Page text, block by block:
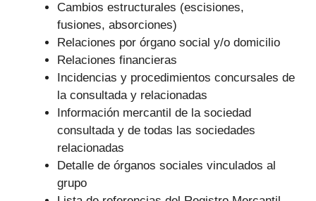
Cambios estructurales (escisiones,
fusiones, absorciones)
Relaciones por órgano social y/o domicilio
Relaciones financieras
Incidencias y procedimientos concursales de
la consultada y relacionadas
Información mercantil de la sociedad
consultada y de todas las sociedades
relacionadas
Detalle de órganos sociales vinculados al
grupo